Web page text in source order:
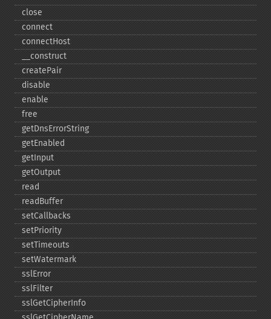
close
connect
connectHost
_​_​construct
createPair
disable
enable
free
getDnsErrorString
getEnabled
getInput
getOutput
read
readBuffer
setCallbacks
setPriority
setTimeouts
setWatermark
sslError
sslFilter
sslGetCipherInfo